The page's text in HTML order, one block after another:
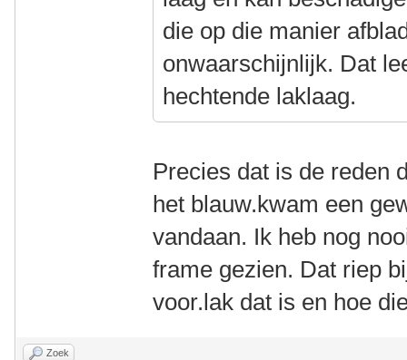
die op die manier
onwaarschijnlijk. Dat
hechtende laklaag.
Precies dat is de reden
het blauw.kwam een
vandaan. Ik heb nog
frame gezien. Dat riep
voor.lak dat is en hoe
Zoek